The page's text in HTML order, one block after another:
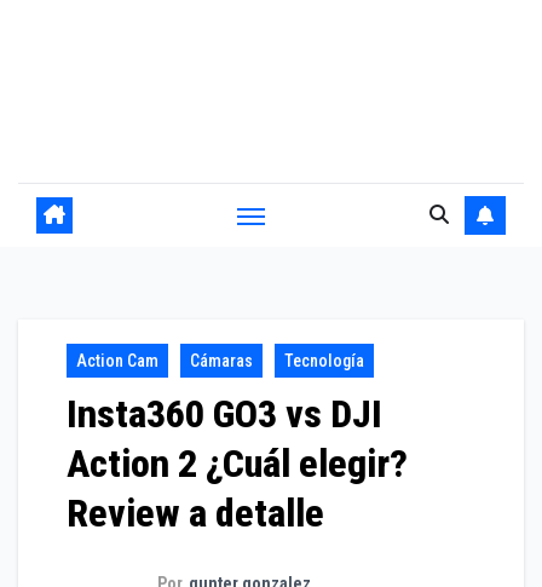
Action Cam Cámaras Tecnología
Insta360 GO3 vs DJI
Action 2 ¿Cuál elegir?
Review a detalle